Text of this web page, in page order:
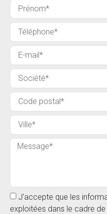
J'accepte que les
exploitées dans le cadre